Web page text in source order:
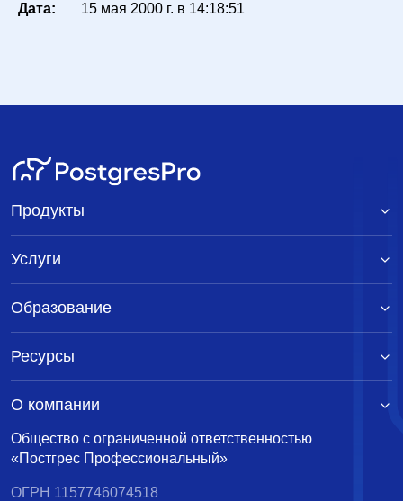
Дата:
15 мая 2000 г. в 14:18:51
Общество с ограниченной ответственностью
«Постгрес Профессиональный»
ОГРН 1157746074518
Продукты
Услуги
Образование
Ресурсы
О компании